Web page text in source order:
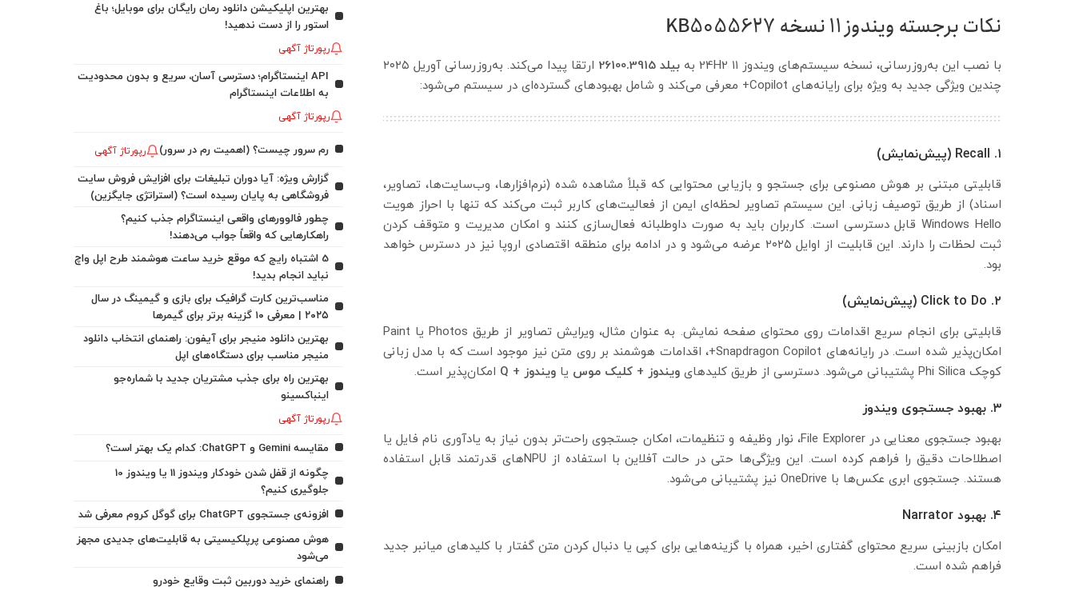
نکات برجسته ویندوز ۱۱ نسخه KB5055627
با نصب این به‌روزرسانی، نسخه سیستم‌های ویندوز ۱۱ 24H2 به بیلد 26100.3915
ارتقا پیدا می‌کند. به‌روزرسانی آوریل ۲۰۲۵
چندین ویژگی جدید به ویژه برای رایانه‌های Copilot+ معرفی می‌کند و شامل بهبودهای گسترده‌ای در سیستم می‌شود:
۱. Recall (پیش‌نمایش)
قابلیتی مبتنی بر هوش مصنوعی برای جستجو و بازیابی محتوایی که قبلاً مشاهده شده (نرم‌افزارها، وب‌سایت‌ها، تصاویر،
اسناد) از طریق توصیف زبانی. این سیستم تصاویر لحظه‌ای ایمن از فعالیت‌های کاربر ثبت می‌کند که تنها با احراز هویت
Windows Hello قابل دسترسی است. کاربران باید به صورت داوطلبانه فعال‌سازی کنند و امکان مدیریت و متوقف کردن
ثبت لحظات را دارند. این قابلیت از اوایل ۲۰۲۵ عرضه می‌شود و در ادامه برای منطقه اقتصادی اروپا نیز در دسترس خواهد
بود.
۲. Click to Do (پیش‌نمایش)
قابلیتی برای انجام سریع اقدامات روی محتوای صفحه نمایش. به عنوان مثال، ویرایش تصاویر از طریق Photos یا Paint
امکان‌پذیر شده است. در رایانه‌های Snapdragon Copilot+، اقدامات هوشمند بر روی متن نیز موجود است که با مدل زبانی
کوچک Phi Silica پشتیبانی می‌شود. دسترسی از طریق کلیدهای
ویندوز + کلیک موس یا ویندوز + Q امکان‌پذیر است.
۳. بهبود جستجوی ویندوز
بهبود جستجوی معنایی در File Explorer، نوار وظیفه و تنظیمات، امکان جستجوی راحت‌تر بدون نیاز به یادآوری نام فایل یا
اصطلاحات دقیق را فراهم کرده است. این ویژگی‌ها حتی در حالت آفلاین با استفاده از NPUهای قدرتمند قابل استفاده
هستند. جستجوی ابری عکس‌ها با OneDrive نیز پشتیبانی می‌شود.
۴. بهبود Narrator
امکان بازبینی سریع محتوای گفتاری اخیر، همراه با گزینه‌هایی برای کپی یا دنبال کردن متن گفتار با کلیدهای میانبر جدید
فراهم شده است.
بهترین اپلیکیشن دانلود رمان رایگان برای موبایل؛ باغ
استور را از دست ندهید!
رپورتاژ آگهی
API اینستاگرام؛ دسترسی آسان، سریع و بدون محدودیت
به اطلاعات اینستاگرام
رپورتاژ آگهی
رم سرور چیست؟ (اهمیت رم در سرور) رپورتاژ آگهی
گزارش ویژه: آیا دوران تبلیغات برای افزایش فروش سایت
فروشگاهی به پایان رسیده است؟ (استراتژی جایگزین)
چطور فالوورهای واقعی اینستاگرام جذب کنیم؟
راهکارهایی که واقعاً جواب می‌دهند!
5 اشتباه رایج که موقع خرید ساعت هوشمند طرح اپل واچ
نباید انجام بدید!
مناسب‌ترین کارت گرافیک برای بازی و گیمینگ در سال
۲۰۲۵ | معرفی ۱۰ گزینه برتر برای گیمرها
بهترین دانلود منیجر برای آیفون: راهنمای انتخاب دانلود
منیجر مناسب برای دستگاه‌های اپل
بهترین راه برای جذب مشتریان جدید با شماره‌جو
اینباکسینو
رپورتاژ آگهی
مقایسه Gemini و ChatGPT: کدام یک بهتر است؟
چگونه از قفل شدن خودکار ویندوز 11 یا ویندوز 10
جلوگیری کنیم؟
افزونه‌ی جستجوی ChatGPT برای گوگل کروم معرفی شد
هوش مصنوعی پرپلکیسیتی به قابلیت‌های جدیدی مجهز
می‌شود
راهنمای خرید دوربین ثبت وقایع خودرو